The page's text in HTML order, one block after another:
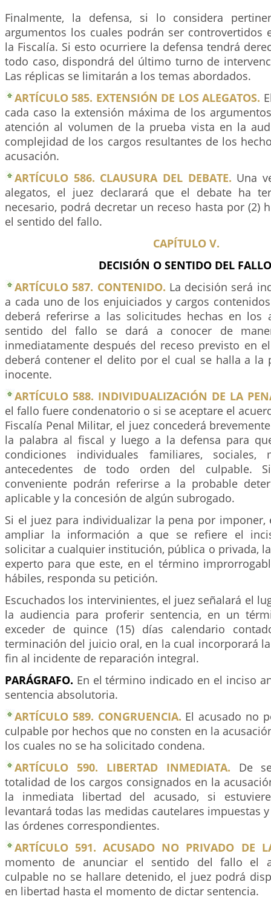
Finalmente, la defensa, si lo considera
argumentos los cuales podrán ser controvertidos
la Fiscalía. Si esto ocurriere la defensa tendrá
todo caso, dispondrá del último turno de
Las réplicas se limitarán a los temas abordados.
ARTÍCULO 585. EXTENSIÓN DE LOS ALEGATOS.
cada caso la extensión máxima de los
atención al volumen de la prueba vista en la
complejidad de los cargos resultantes de los
acusación.
ARTÍCULO 586. CLAUSURA DEL DEBATE. Una
alegatos, el juez declarará que el debate ha
necesario, podrá decretar un receso hasta por (2)
el sentido del fallo.
CAPÍTULO V.
DECISIÓN O SENTIDO DEL
ARTÍCULO 587. CONTENIDO. La decisión será
a cada uno de los enjuiciados y cargos
deberá referirse a las solicitudes hechas en los
sentido del fallo se dará a conocer de
inmediatamente después del receso previsto en
deberá contener el delito por el cual se halla a la
inocente.
ARTÍCULO 588. INDIVIDUALIZACIÓN DE LA
el fallo fuere condenatorio o si se aceptare el
Fiscalía Penal Militar, el juez concederá
la palabra al fiscal y luego a la defensa para
condiciones individuales familiares,
antecedentes de todo orden del culpable.
conveniente podrán referirse a la probable
aplicable y la concesión de algún subrogado.
Si el juez para individualizar la pena por imponer,
ampliar la información a que se refiere el
solicitar a cualquier institución, pública o privada,
experto para que este, en el término
hábiles, responda su petición.
Escuchados los intervinientes, el juez señalará el
la audiencia para proferir sentencia, en un
exceder de quince (15) días calendario
terminación del juicio oral, en la cual incorporará
fin al incidente de reparación integral.
PARÁGRAFO. En el término indicado en el inciso
sentencia absolutoria.
ARTÍCULO 589. CONGRUENCIA. El acusado no
culpable por hechos que no consten en la
los cuales no se ha solicitado condena.
ARTÍCULO 590. LIBERTAD INMEDIATA. De
totalidad de los cargos consignados en la
la inmediata libertad del acusado, si
levantará todas las medidas cautelares impuestas
las órdenes correspondientes.
ARTÍCULO 591. ACUSADO NO PRIVADO DE
momento de anunciar el sentido del fallo el
culpable no se hallare detenido, el juez podrá
en libertad hasta el momento de dictar sentencia.